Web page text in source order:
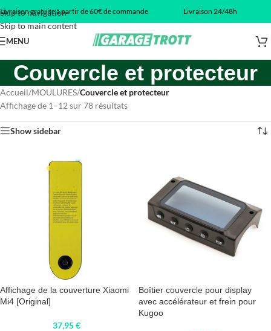
Skip to navigation
Skip to main content
Livraison gratuite à partir de 60€ de commande Livraison 24/48h
MENU
Couvercle et protecteur
Accueil/MOULURES/Couvercle et protecteur
Affichage de 1–12 sur 78 résultats
Show sidebar
Affichage de la couverture Xiaomi
Mi4 [Original]
37,95€
Boîtier couvercle pour display
avec accélérateur et frein pour
Kugoo